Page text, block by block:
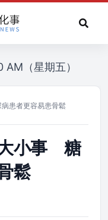
（星期五）
患者更容易患骨鬆
小事 糖
鬆